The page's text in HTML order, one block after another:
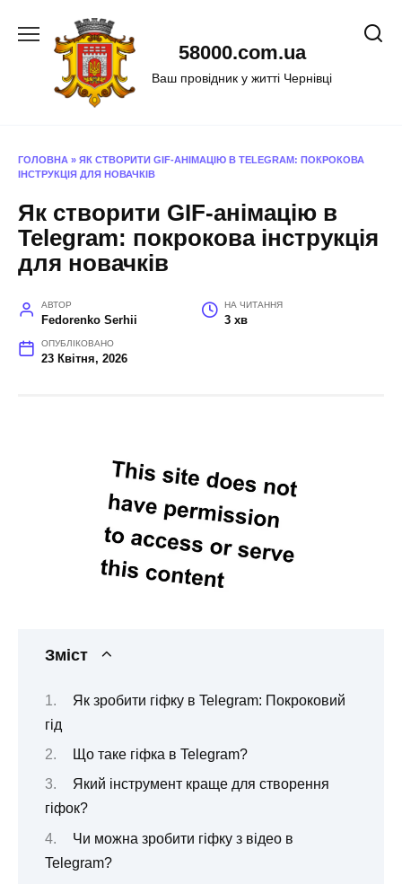
58000.com.ua
Ваш провідник у житті Чернівці
ГОЛОВНА » ЯК СТВОРИТИ GIF-АНІМАЦІЮ В TELEGRAM: ПОКРОКОВА
ІНСТРУКЦІЯ ДЛЯ НОВАЧКІВ
Як створити GIF-анімацію в
Telegram: покрокова інструкція
для новачків
АВТОР
Fedorenko Serhii
НА ЧИТАННЯ
3 хв
ОПУБЛІКОВАНО
23 Квітня, 2026
Зміст
Як зробити гіфку в Telegram: Покроковий
гід
Що таке гіфка в Telegram?
Який інструмент краще для створення
гіфок?
Чи можна зробити гіфку з відео в
Telegram?